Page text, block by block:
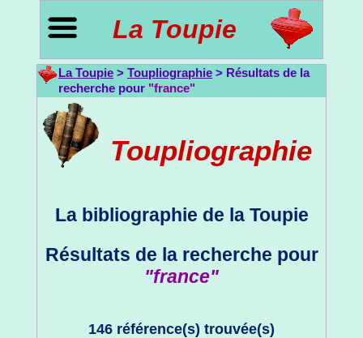
La Toupie
La Toupie > Toupliographie > Résultats de la
recherche pour "france"
Toupliographie
La bibliographie de la Toupie
Résultats de la recherche pour
"france"
146 référence(s) trouvée(s)